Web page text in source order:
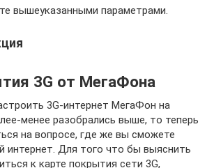
вышеуказанными параметрами.
3G от МегаФона
3G-интернет МегаФон на
менее разобрались выше, то теперь
на вопросе, где же вы сможете
интернет. Для того что бы выяснить
к карте покрытия сети 3G,